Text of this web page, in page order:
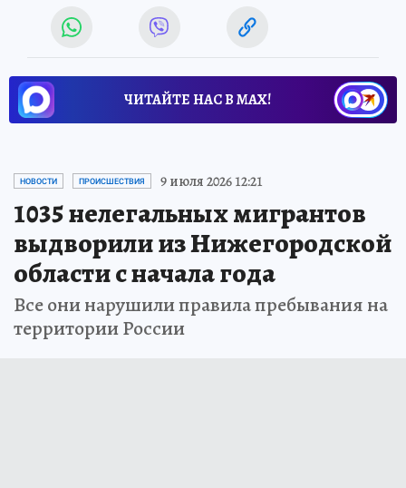
ЧИТАЙТЕ НАС В МАХ!
НОВОСТИ ПРОИСШЕСТВИЯ 9 июля 2026 12:21
1035 нелегальных мигрантов
выдворили из Нижегородской
области с начала года
Все они нарушили правила пребывания на
территории России